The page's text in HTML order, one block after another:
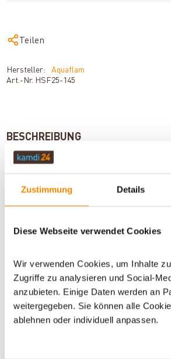
Zustimmung Details
Diese Webseite verwendet Cookies
Wir verwenden Cookies, um Inhalte
Zugriffe zu analysieren und Social-
anzubieten. Einige Daten werden an
weitergegeben. Sie können alle
ablehnen oder individuell anpassen.
Teilen
Hersteller:
Aquaflam
Art.-Nr. HSF25-145
BESCHREIBUNG
BEWERTUNGEN (0)
WICHTIGE INFOS
Artikeldatenblatt drucken Frage